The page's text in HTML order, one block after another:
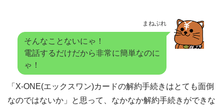
まねぷれ
そんなことないにゃ！
電話するだけだから非常に簡単なのに
ゃ！
「X-ONE(エックスワン)カードの解約手続きはとても面倒
なのではないか」と思って、なかなか解約手続きができな